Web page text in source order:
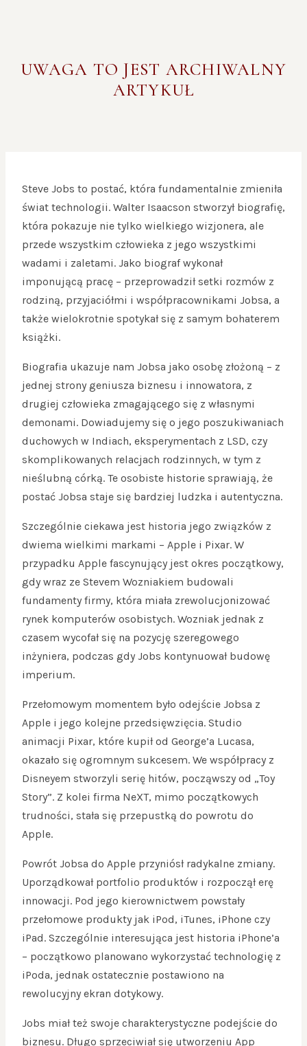
UWAGA TO JEST ARCHIWALNY
ARTYKUŁ
Steve Jobs to postać, która fundamentalnie zmieniła
świat technologii. Walter Isaacson stworzył biografię,
która pokazuje nie tylko wielkiego wizjonera, ale
przede wszystkim człowieka z jego wszystkimi
wadami i zaletami. Jako biograf wykonał
imponującą pracę – przeprowadził setki rozmów z
rodziną, przyjaciółmi i współpracownikami Jobsa, a
także wielokrotnie spotykał się z samym bohaterem
książki.
Biografia ukazuje nam Jobsa jako osobę złożoną – z
jednej strony geniusza biznesu i innowatora, z
drugiej człowieka zmagającego się z własnymi
demonami. Dowiadujemy się o jego poszukiwaniach
duchowych w Indiach, eksperymentach z LSD, czy
skomplikowanych relacjach rodzinnych, w tym z
nieślubną córką. Te osobiste historie sprawiają, że
postać Jobsa staje się bardziej ludzka i autentyczna.
Szczególnie ciekawa jest historia jego związków z
dwiema wielkimi markami – Apple i Pixar. W
przypadku Apple fascynujący jest okres początkowy,
gdy wraz ze Stevem Wozniakiem budowali
fundamenty firmy, która miała zrewolucjonizować
rynek komputerów osobistych. Wozniak jednak z
czasem wycofał się na pozycję szeregowego
inżyniera, podczas gdy Jobs kontynuował budowę
imperium.
Przełomowym momentem było odejście Jobsa z
Apple i jego kolejne przedsięwzięcia. Studio
animacji Pixar, które kupił od George’a Lucasa,
okazało się ogromnym sukcesem. We współpracy z
Disneyem stworzyli serię hitów, począwszy od „Toy
Story”. Z kolei firma NeXT, mimo początkowych
trudności, stała się przepustką do powrotu do
Apple.
Powrót Jobsa do Apple przyniósł radykalne zmiany.
Uporządkował portfolio produktów i rozpoczął erę
innowacji. Pod jego kierownictwem powstały
przełomowe produkty jak iPod, iTunes, iPhone czy
iPad. Szczególnie interesująca jest historia iPhone’a
– początkowo planowano wykorzystać technologię z
iPoda, jednak ostatecznie postawiono na
rewolucyjny ekran dotykowy.
Jobs miał też swoje charakterystyczne podejście do
biznesu. Długo sprzeciwiał się utworzeniu App